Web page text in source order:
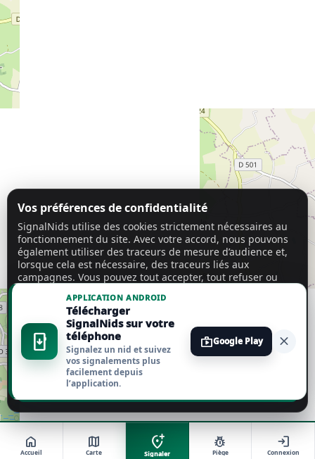
home
Accueil
map
Carte
add_location_alt
Signaler
pest_control
Piège
login
Connexion
install_mobile
APPLICATION ANDROID
Télécharger
SignalNids sur votre
téléphone
Signalez un nid et suivez
vos signalements plus
facilement depuis
l’application.
shopGoogle Play close
Vos préférences de confidentialité
SignalNids utilise des cookies strictement nécessaires au
fonctionnement du site. Avec votre accord, nous pouvons
également utiliser des traceurs de mesure d’audience et,
lorsque cela est nécessaire, des traceurs liés aux
campagnes. Vous pouvez tout accepter, tout refuser ou
Tout accepter
Tout refuser